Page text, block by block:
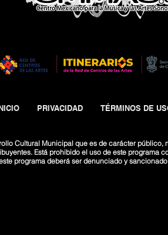
PRIVACIDAD TÉRMINOS DE
Cultural Municipal que es de carácter
Está prohibido el uso de este programa
programa deberá ser denunciado y